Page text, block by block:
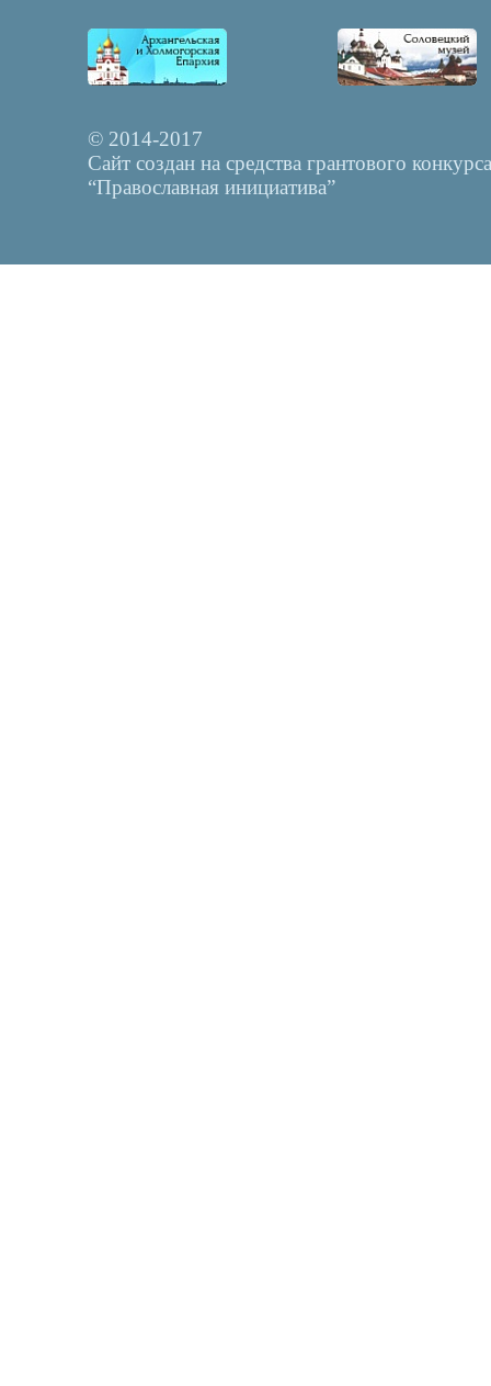
© 2014-2017
Сайт создан на средства грантового конкурса
“Православная инициатива”